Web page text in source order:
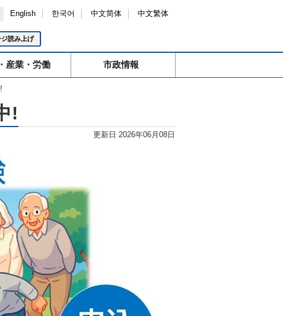
English 한국어 中文简体 中文繁体
読み上げ
産業・労働 市政情報
!
更新日 2026年06月08日